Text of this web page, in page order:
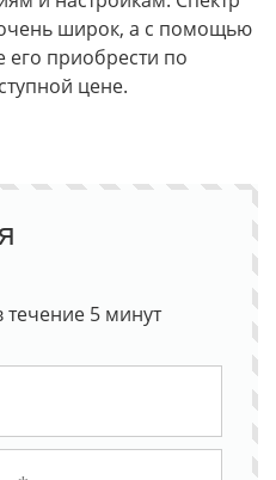
широк, а с помощью
его приобрести по
цене.
5 минут